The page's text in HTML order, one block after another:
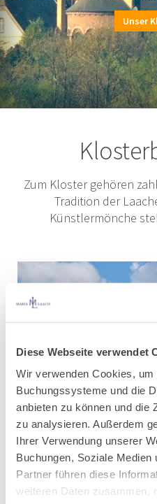
Diese Webseite verwendet
Wir verwenden Cookies, um
Buchungssysteme und die
anbieten zu können und die
zu analysieren. Außerdem
Ihrer Verwendung unserer
Buchungen, Soziale Medien
Partner führen diese
weiteren Daten zusammen,
Unser
Zum Kloster gehören
Tradition der
Künstlermönche
Entdecken Sie eine einzigartige